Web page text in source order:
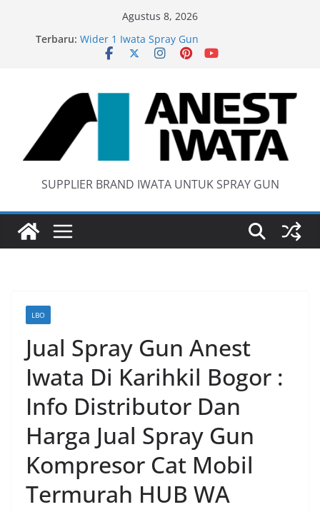
Agustus 8, 2026
Terbaru: Wider 1 Iwata Spray Gun
Anest Iwata W71 C Original
Iwata W 71 New Model ….Last generation…
SUPPLIER BRAND IWATA UNTUK SPRAY GUN
LBO
Jual Spray Gun Anest
Iwata Di Karihkil Bogor :
Info Distributor Dan
Harga Jual Spray Gun
Kompresor Cat Mobil
Termurah HUB WA